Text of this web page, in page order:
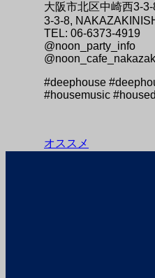
大阪市北区中崎西3-
3-3-8,
TEL: 06-6373-4919
@noon_party_info
#deephouse
#housemusic
オススメ